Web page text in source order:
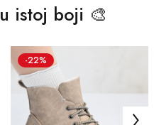
istoj boji 🎨
-22%